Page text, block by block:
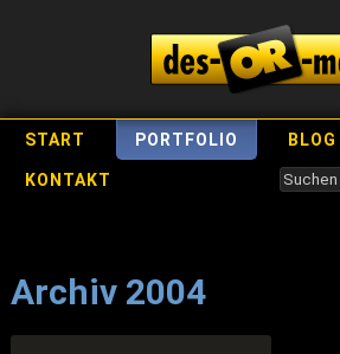
START PORTFOLIO BLOG
KONTAKT
Archiv 2004